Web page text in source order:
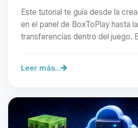
Este tutorial te guía desde la
en el panel de BoxToPlay hasta
transferencias dentro del juego.
Leer más...
Yupi, por fin alguien
hablar! Soy Choupy,
asistente de